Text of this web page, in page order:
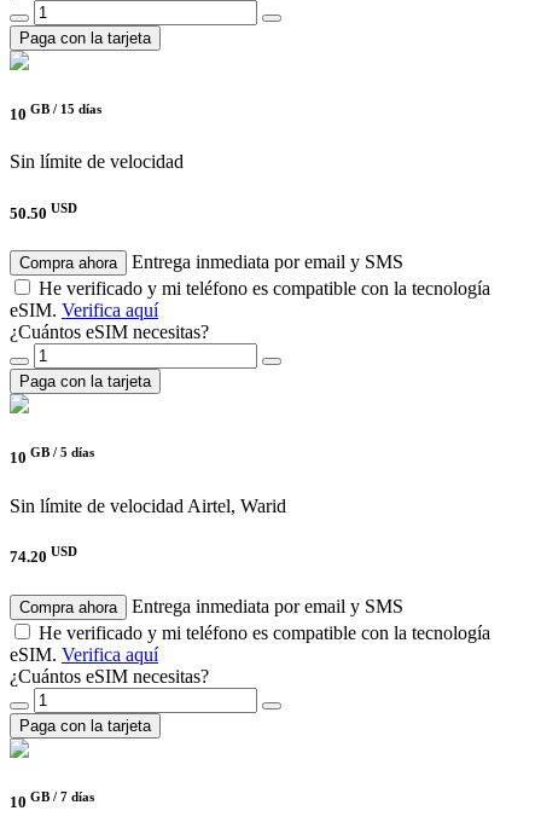
Paga con la tarjeta
10 GB / 15 días
Sin límite de velocidad
50.50 USD
Compra ahora
Entrega inmediata por email y SMS
He verificado y mi teléfono es compatible con la tecnología
eSIM. Verifica aquí
¿Cuántos eSIM necesitas?
Paga con la tarjeta
10 GB / 5 días
Sin límite de velocidad Airtel, Warid
74.20 USD
Compra ahora
Entrega inmediata por email y SMS
He verificado y mi teléfono es compatible con la tecnología
eSIM. Verifica aquí
¿Cuántos eSIM necesitas?
Paga con la tarjeta
10 GB / 7 días